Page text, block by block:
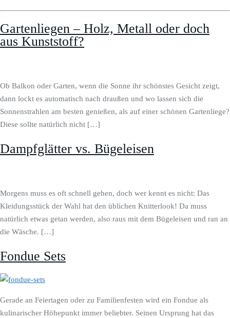
Gartenliegen – Holz, Metall oder doch
aus Kunststoff?
Ob Balkon oder Garten, wenn die Sonne ihr schönstes Gesicht zeigt,
dann lockt es automatisch nach draußen und wo lassen sich die
Sonnenstrahlen am besten genießen, als auf einer schönen Gartenliege?
Diese sollte natürlich nicht […]
Dampfglätter vs. Bügeleisen
Morgens muss es oft schnell gehen, doch wer kennt es nicht: Das
Kleidungsstück der Wahl hat den üblichen Knitterlook! Da muss
natürlich etwas getan werden, also raus mit dem Bügeleisen und ran an
die Wäsche. […]
Fondue Sets
Gerade an Feiertagen oder zu Familienfesten wird ein Fondue als
kulinarischer Höhepunkt immer beliebter. Seinen Ursprung hat das